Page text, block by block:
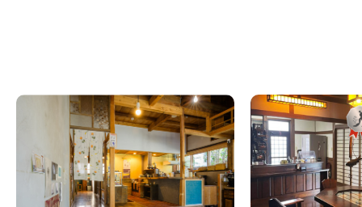
ゲストハウス
【福岡から90分】有明海に面する佐賀と熊
本に挟まれた家
この家からの距離 15km
筑後A邸
福岡県 戸建て
【インターから車3分
藝家具を愛でるノス
この家からの距離 21km